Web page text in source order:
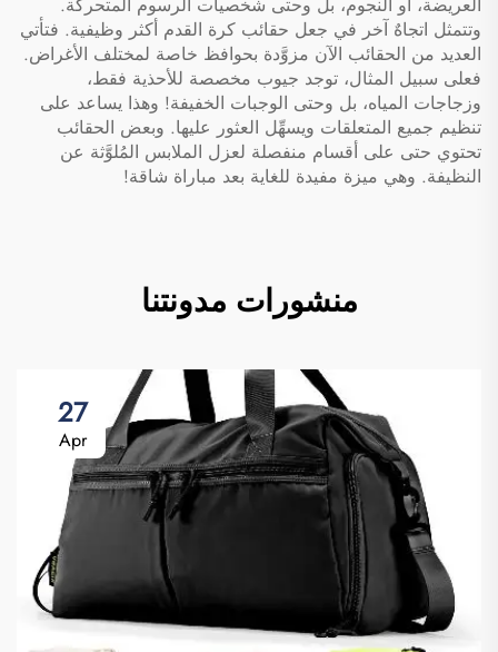
العريضة، أو النجوم، بل وحتى شخصيات الرسوم المتحركة.
وتتمثل اتجاهٌ آخر في جعل حقائب كرة القدم أكثر وظيفية. فتأتي
العديد من الحقائب الآن مزوَّدة بحوافظ خاصة لمختلف الأغراض.
فعلى سبيل المثال، توجد جيوب مخصصة للأحذية فقط،
وزجاجات المياه، بل وحتى الوجبات الخفيفة! وهذا يساعد على
تنظيم جميع المتعلقات ويسهِّل العثور عليها. وبعض الحقائب
تحتوي حتى على أقسام منفصلة لعزل الملابس المُلوَّثة عن
النظيفة. وهي ميزة مفيدة للغاية بعد مباراة شاقة!
منشورات مدونتنا
27
Apr